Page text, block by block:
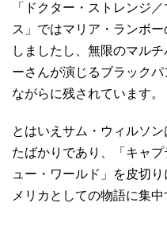
「ドクター・ストレンジ
ス」ではマリア・ランボ
しましたし、無限のマル
ーさんが演じるブラック
ながらに残されています。
とはいえサム・ウィルソ
たばかりであり、「キャ
ュー・ワールド」を皮切
メリカとしての物語に集